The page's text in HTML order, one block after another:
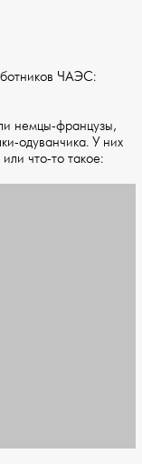
ЧАЭС:
немцы-французы,
одуванчика. У них
что-то такое: